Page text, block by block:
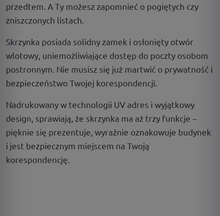
przedtem. A Ty możesz zapomnieć o pogiętych czy
zniszczonych listach.
Skrzynka posiada solidny zamek i osłonięty otwór
wlotowy, uniemożliwiające dostęp do poczty osobom
postronnym. Nie musisz się już martwić o prywatność i
bezpieczeństwo Twojej korespondencji.
Nadrukowany w technologii UV adres i wyjątkowy
design, sprawiają, że skrzynka ma aż trzy funkcje –
pięknie się prezentuje, wyraźnie oznakowuje budynek
i jest bezpiecznym miejscem na Twoją
korespondencję.